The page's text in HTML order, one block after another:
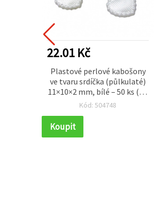
22.01 Kč
Plastové perlové kabošony
ve tvaru srdíčka (půlkulaté)
11×10×2 mm, bílé – 50 ks (na
tvoření)
Kód: 504748
Koupit